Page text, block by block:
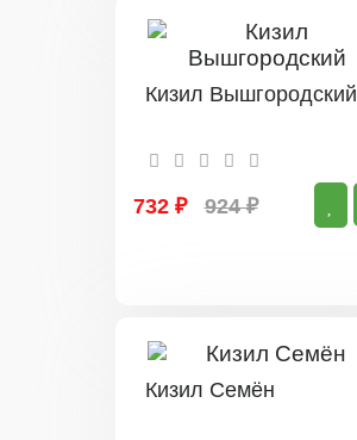
Кизил Вышгородский
732 ₽ 924 ₽
Кизил Семён